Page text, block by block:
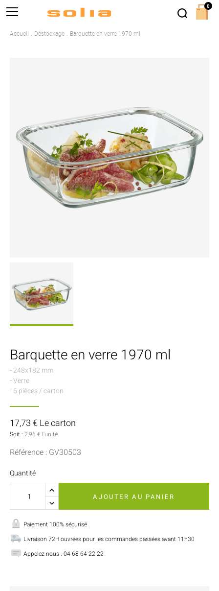
Accueil Déstockage Barquette en verre 1970 ml
Barquette en verre 1970 ml
- 248x182 mm
- Verre
- 6 pièces / carton
17,73 € Le carton
Soit : 2,96 € l'unité
Référence : GV30503
Quantité
AJOUTER AU PANIER
Paiement 100% sécurisé
Livraison 72H ouvrées pour les commandes passées avant 11h30
Appelez-nous : 04 68 64 22 22
0